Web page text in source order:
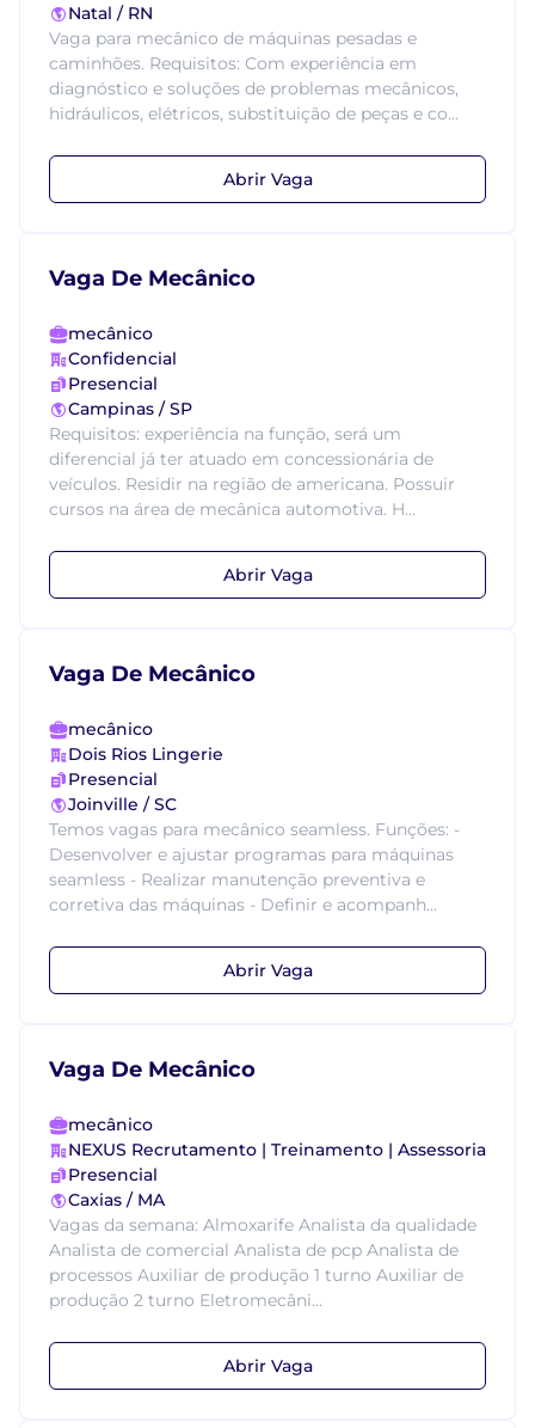
Natal / RN
Vaga para mecânico de máquinas pesadas e
caminhões. Requisitos: Com experiência em
diagnóstico e soluções de problemas mecânicos,
hidráulicos, elétricos, substituição de peças e co...
Abrir Vaga
Vaga De Mecânico
mecânico
Confidencial
Presencial
Campinas / SP
Requisitos: experiência na função, será um
diferencial já ter atuado em concessionária de
veículos. Residir na região de americana. Possuir
cursos na área de mecânica automotiva. H...
Abrir Vaga
Vaga De Mecânico
mecânico
Dois Rios Lingerie
Presencial
Joinville / SC
Temos vagas para mecânico seamless. Funções: -
Desenvolver e ajustar programas para máquinas
seamless - Realizar manutenção preventiva e
corretiva das máquinas - Definir e acompanh...
Abrir Vaga
Vaga De Mecânico
mecânico
NEXUS Recrutamento | Treinamento | Assessoria
Presencial
Caxias / MA
Vagas da semana: Almoxarife Analista da qualidade
Analista de comercial Analista de pcp Analista de
processos Auxiliar de produção 1 turno Auxiliar de
produção 2 turno Eletromecâni...
Abrir Vaga